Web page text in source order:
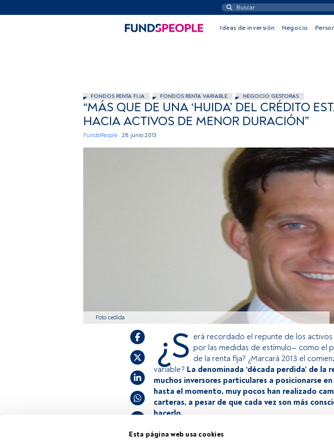
Esta página web usa cookies
Ideas de inversión Negocio
FONDOS RENTA FIJA FONDOS RENTA VARIABLE NEGOCIO GESTORAS
“MÁS QUE DE UNA ‘HUIDA’ DEL CRÉDITO
HACIA ACTIVOS DE MENOR DURACIÓN”
FundsPeople . 28 junio 2013
Foto cedida
¿S erá recordado el repunte de los
por las medidas de estímulo— como el
de la renta fija? ¿Marcará 2013 el
variable? La denominada ‘década perdida’ de la
muchos inversores particulares a posicionarse
hasta el momento, muy pocos han realizado
carteras, a pesar de que cada vez son más
hacerlo.